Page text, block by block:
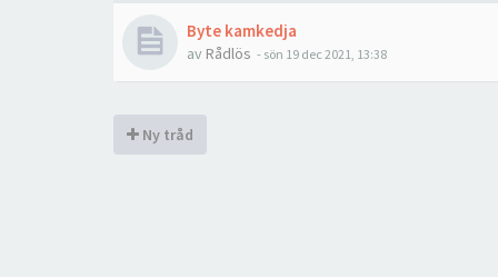
Byte kamkedja
av Rådlös - sön 19 dec 2021, 13:38
Ny tråd